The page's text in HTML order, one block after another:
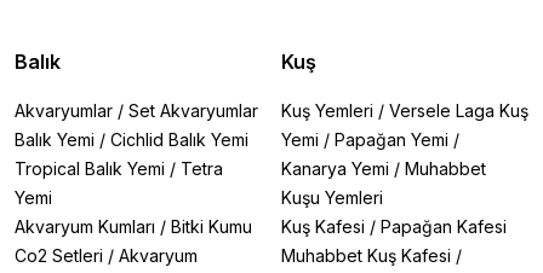
Balık
Akvaryumlar / Set Akvaryumlar
Balık Yemi / Cichlid Balık Yemi
Tropical Balık Yemi / Tetra
Yemi
Akvaryum Kumları / Bitki Kumu
Co2 Setleri / Akvaryum
Kuş
Kuş Yemleri / Versele Laga Kuş
Yemi / Papağan Yemi /
Kanarya Yemi / Muhabbet
Kuşu Yemleri
Kuş Kafesi / Papağan Kafesi
Muhabbet Kuş Kafesi /